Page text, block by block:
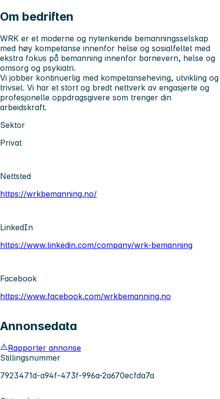
Om bedriften
WRK er et moderne og nytenkende bemanningsselskap
med høy kompetanse innenfor helse og sosialfeltet med
ekstra fokus på bemanning innenfor barnevern, helse og
omsorg og psykiatri.
Vi jobber kontinuerlig med kompetanseheving, utvikling og
trivsel. Vi har et stort og bredt nettverk av engasjerte og
profesjonelle oppdragsgivere som trenger din
arbeidskraft.
Sektor
Privat
Nettsted
https://wrkbemanning.no/
LinkedIn
https://www.linkedin.com/company/wrk-bemanning
Facebook
https://www.facebook.com/wrkbemanning.no
Annonsedata
Rapporter annonse
Stillingsnummer
7923471d-a94f-473f-996a-2a670ecfda7a